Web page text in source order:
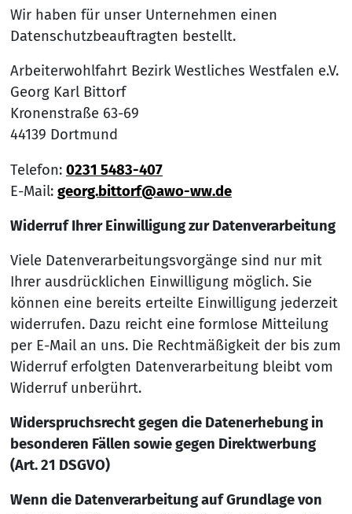
Wir haben für unser Unternehmen einen
Datenschutzbeauftragten bestellt.
Arbeiterwohlfahrt Bezirk Westliches Westfalen e.V.
Georg Karl Bittorf
Kronenstraße 63-69
44139 Dortmund
Telefon: 0231 5483-407
E-Mail: georg.bittorf@awo-ww.de
Widerruf Ihrer Einwilligung zur Datenverarbeitung
Viele Datenverarbeitungsvorgänge sind nur mit
Ihrer ausdrücklichen Einwilligung möglich. Sie
können eine bereits erteilte Einwilligung jederzeit
widerrufen. Dazu reicht eine formlose Mitteilung
per E-Mail an uns. Die Rechtmäßigkeit der bis zum
Widerruf erfolgten Datenverarbeitung bleibt vom
Widerruf unberührt.
Widerspruchsrecht gegen die Datenerhebung in
besonderen Fällen sowie gegen Direktwerbung
(Art. 21 DSGVO)
Wenn die Datenverarbeitung auf Grundlage von